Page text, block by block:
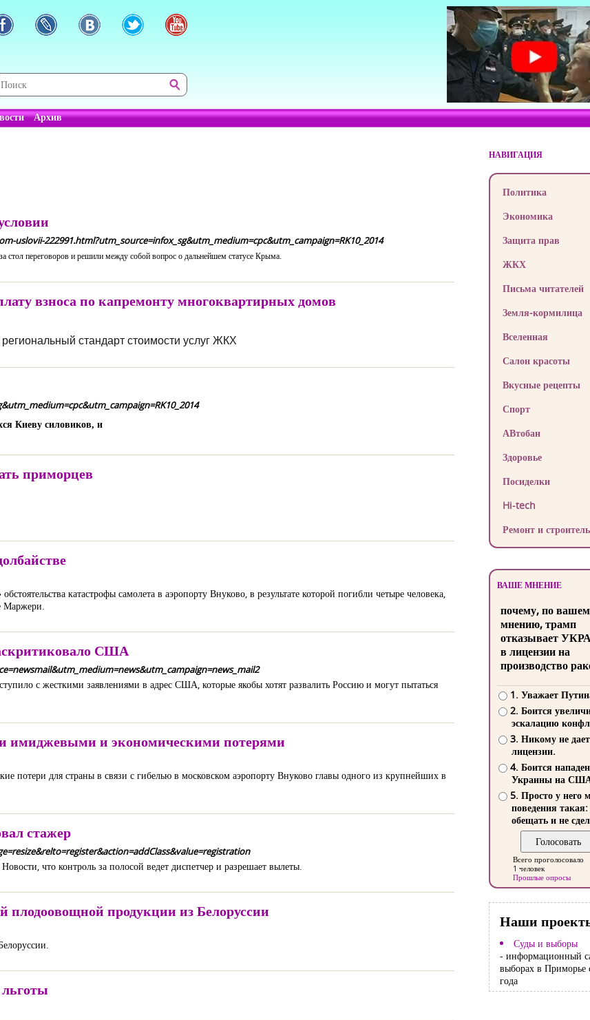
Архив
222991.html?utm_source=infox_sg&utm_medium=cpc&utm_campaign=RK10_2014
стол переговоров и решили между собой вопрос о дальнейшем статусе Крыма.
взноса по капремонту многоквартирных домов
стандарт стоимости услуг ЖКХ
Киеву силовиков, и
приморцев
катастрофы самолета в аэропорту Внуково, в результате которой погибли четыре человека,
Маржери.
США
с жесткими заявлениями в адрес США, которые якобы хотят развалить Россию и могут пытаться
имиджевыми и экономическими потерями
потери для страны в связи с гибелью в московском аэропорту Внуково главы одного из крупнейших в
стажер
что контроль за полосой ведет диспетчер и разрешает вылеты.
плодоовощной продукции из Белоруссии
НАВИГАЦИЯ
Политика
Экономика
Защита прав
ЖКХ
Письма читателей
Земля-кормилица
Вселенная
Салон красоты
Вкусные рецепты
Спорт
АВтобан
Здоровье
Посиделки
Hi-tech
Ремонт и
ВАШЕ МНЕНИЕ
почему, по
мнению, трамп
отказывает
в лицензии на
производство
1. Уважает
2. Боится
эскалацию
3. Никому не
лицензии.
4. Боится
Украины на
5. Просто у него
поведения такая:
обещать и не
Всего проголосовало
1 человек
Прошлые опросы
Наши
Суды и выборы
- информационный
выборах в Приморье
года